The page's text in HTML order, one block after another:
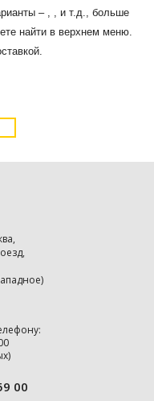
– , , и т.д., больше
найти в верхнем меню.
00